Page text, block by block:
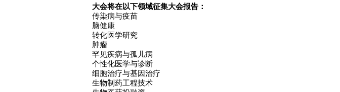
大会将在以下领域征集大会报告：
传染病与疫苗
脑健康
转化医学研究
肿瘤
罕见疾病与孤儿病
个性化医学与诊断
细胞治疗与基因治疗
生物制药工程技术